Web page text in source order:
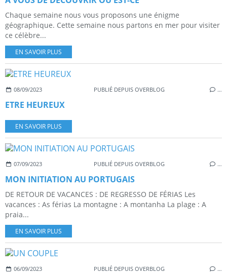
Chaque semaine nous vous proposons une énigme
géographique. Cette semaine nous partons en mer pour visiter
ce célèbre...
EN SAVOIR PLUS
08/09/2023 PUBLIÉ DEPUIS OVERBLOG …
ETRE HEUREUX
EN SAVOIR PLUS
07/09/2023 PUBLIÉ DEPUIS OVERBLOG …
MON INITIATION AU PORTUGAIS
DE RETOUR DE VACANCES : DE REGRESSO DE FÉRIAS Les
vacances : As férias La montagne : A montanha La plage : A
praia...
EN SAVOIR PLUS
06/09/2023 PUBLIÉ DEPUIS OVERBLOG …